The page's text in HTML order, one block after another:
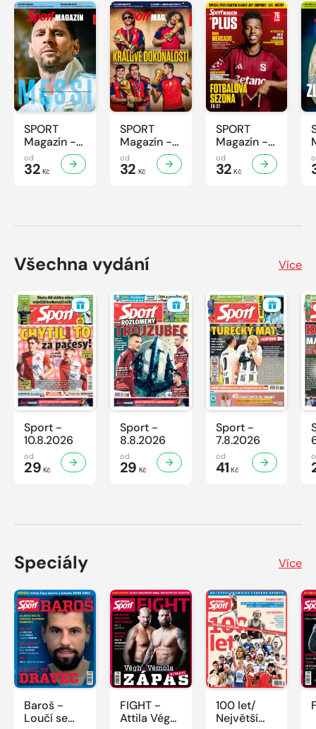
SPORT
Magazín -
32/2026
od
32 Kč
SPORT
Magazín -
31/2026
od
32 Kč
SPORT
Magazín -
30/2026
od
32 Kč
Všechna vydání Více
Sport -
10.8.2026
od
29 Kč
Sport -
8.8.2026
od
29 Kč
Sport -
7.8.2026
od
41 Kč
Speciály Více
Baroš -
Loučí se
FIGHT -
Attila Végh
100 let/
Největší